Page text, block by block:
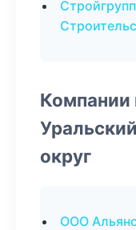
Компании
округ
ООО